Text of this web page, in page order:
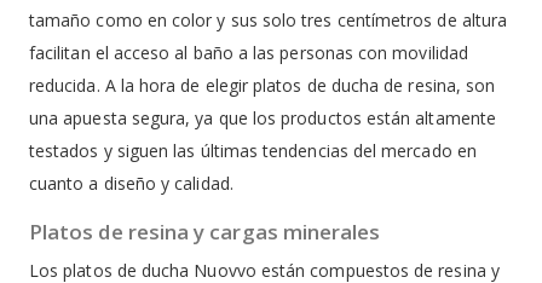
tamaño como en color y sus solo tres centímetros de altura
facilitan el acceso al baño a las personas con movilidad
reducida. A la hora de elegir platos de ducha de resina, son
una apuesta segura, ya que los productos están altamente
testados y siguen las últimas tendencias del mercado en
cuanto a diseño y calidad.
Platos de resina y cargas minerales
Los platos de ducha Nuovvo están compuestos de resina y